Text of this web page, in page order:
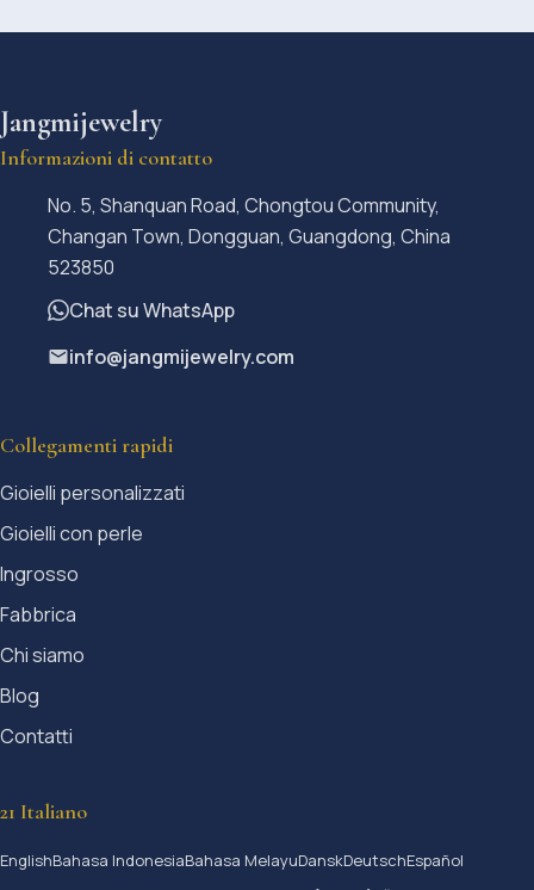
Jangmijewelry
Informazioni di contatto
No. 5, Shanquan Road, Chongtou Community,
Changan Town, Dongguan, Guangdong, China
523850
Chat su WhatsApp
info@jangmijewelry.com
Collegamenti rapidi
Gioielli personalizzati
Gioielli con perle
Ingrosso
Fabbrica
Chi siamo
Blog
Contatti
21 Italiano
EnglishBahasa IndonesiaBahasa MelayuDanskDeutschEspañol